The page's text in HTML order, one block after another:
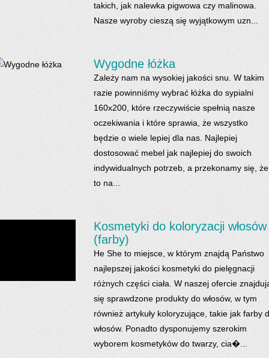
takich, jak nalewka pigwowa czy malinowa.
Nasze wyroby cieszą się wyjątkowym uzn...
Wygodne łóżka
Zależy nam na wysokiej jakości snu. W takim
razie powinniśmy wybrać łóżka do sypialni
160x200, które rzeczywiście spełnią nasze
oczekiwania i które sprawia, że wszystko
będzie o wiele lepiej dla nas. Najlepiej
dostosować mebel jak najlepiej do swoich
indywidualnych potrzeb, a przekonamy się, że
to na...
Kosmetyki do koloryzacji włosów
(farby)
He She to miejsce, w którym znajdą Państwo
najlepszej jakości kosmetyki do pielęgnacji
różnych części ciała. W naszej ofercie
się sprawdzone produkty do włosów, w tym
również artykuły koloryzujące, takie jak farby
włosów. Ponadto dysponujemy szerokim
wyborem kosmetyków do twarzy, cia�...